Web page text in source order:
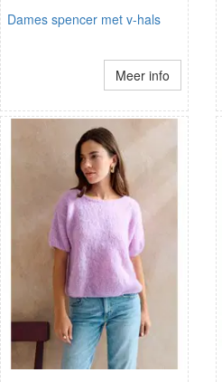
Dames spencer met v-hals
Meer info